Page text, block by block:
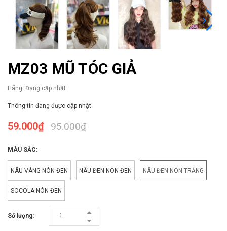
MZ03 MŨ TÓC GIẢ
Hãng: Đang cập nhật
Thông tin đang được cập nhật
59.000₫ 95.000₫
MÀU SẮC:
NÂU VÀNG NÓN ĐEN NÂU ĐEN NÓN ĐEN NÂU ĐEN NÓN TRẮNG
SOCOLA NÓN ĐEN
Số lượng: